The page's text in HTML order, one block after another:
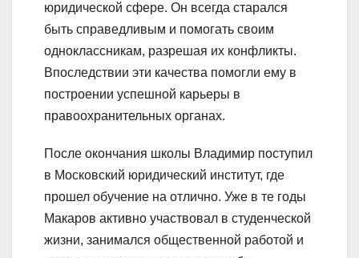
юридической сфере. Он всегда старался
быть справедливым и помогать своим
одноклассникам, разрешая их конфликты.
Впоследствии эти качества помогли ему в
построении успешной карьеры в
правоохранительных органах.
После окончания школы Владимир поступил
в Московский юридический институт, где
прошел обучение на отлично. Уже в те годы
Макаров активно участвовал в студенческой
жизни, занимался общественной работой и